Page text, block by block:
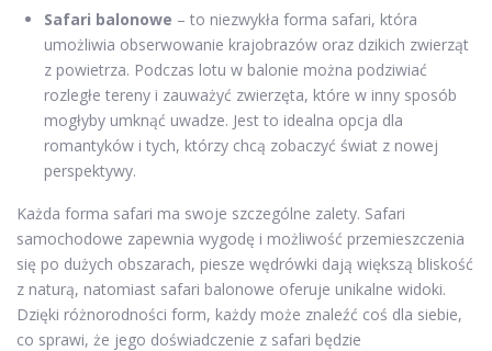
Safari balonowe – to niezwykła forma safari, która
umożliwia obserwowanie krajobrazów oraz dzikich zwierząt
z powietrza. Podczas lotu w balonie można podziwiać
rozległe tereny i zauważyć zwierzęta, które w inny sposób
mogłyby umknąć uwadze. Jest to idealna opcja dla
romantyków i tych, którzy chcą zobaczyć świat z nowej
perspektywy.
Każda forma safari ma swoje szczególne zalety. Safari
samochodowe zapewnia wygodę i możliwość przemieszczenia
się po dużych obszarach, piesze wędrówki dają większą bliskość
z naturą, natomiast safari balonowe oferuje unikalne widoki.
Dzięki różnorodności form, każdy może znaleźć coś dla siebie,
co sprawi, że jego doświadczenie z safari będzie